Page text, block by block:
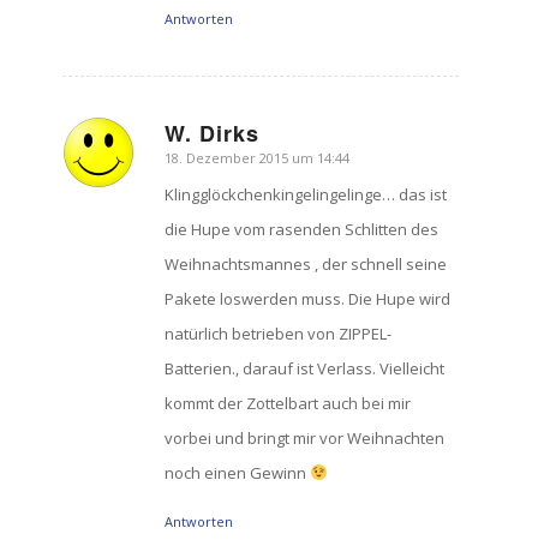
Antworten
W. Dirks
sagte:
18. Dezember 2015 um 14:44
Klingglöckchenkingelingelinge… das ist
die Hupe vom rasenden Schlitten des
Weihnachtsmannes , der schnell seine
Pakete loswerden muss. Die Hupe wird
natürlich betrieben von ZIPPEL-
Batterien., darauf ist Verlass. Vielleicht
kommt der Zottelbart auch bei mir
vorbei und bringt mir vor Weihnachten
noch einen Gewinn
Antworten